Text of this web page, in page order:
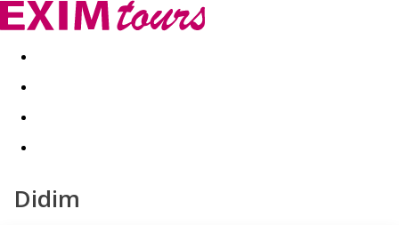
Akční nabídky Last minute
Didim